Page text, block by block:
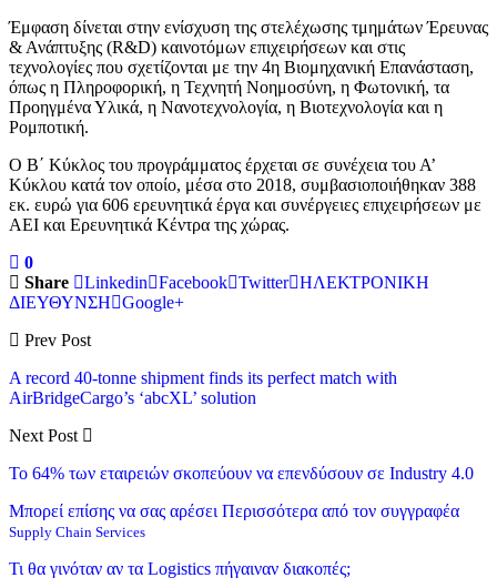
Έμφαση δίνεται στην ενίσχυση της στελέχωσης τμημάτων Έρευνας
& Ανάπτυξης (R&D) καινοτόμων επιχειρήσεων και στις
τεχνολογίες που σχετίζονται με την 4η Βιομηχανική Επανάσταση,
όπως η Πληροφορική, η Τεχνητή Νοημοσύνη, η Φωτονική, τα
Προηγμένα Υλικά, η Νανοτεχνολογία, η Βιοτεχνολογία και η
Ρομποτική.
Ο Β΄ Κύκλος του προγράμματος έρχεται σε συνέχεια του Α’
Κύκλου κατά τον οποίο, μέσα στο 2018, συμβασιοποιήθηκαν 388
εκ. ευρώ για 606 ερευνητικά έργα και συνέργειες επιχειρήσεων με
ΑΕΙ και Ερευνητικά Κέντρα της χώρας.
0
Share
Linkedin Facebook Twitter ΗΛΕΚΤΡΟΝΙΚΗ
ΔΙΕΥΘΥΝΣΗ
Google+
Prev Post
A record 40-tonne shipment finds its perfect match with
AirBridgeCargo’s ‘abcXL’ solution
Next Post
Το 64% των εταιρειών σκοπεύουν να επενδύσουν σε Industry 4.0
Μπορεί επίσης να σας αρέσει Περισσότερα από τον συγγραφέα
Supply Chain Services
Τι θα γινόταν αν τα Logistics πήγαιναν διακοπές;